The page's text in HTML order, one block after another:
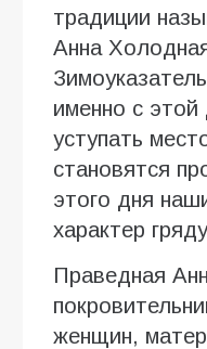
традиции
Анна
именно с этой
уступать
становятся
этого дня
характер
Праведная
женщин,